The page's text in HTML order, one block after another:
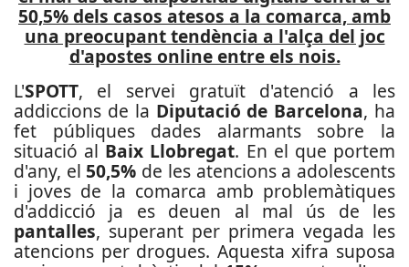
50,5% dels casos atesos a la comarca, amb
una preocupant tendència a l'alça del joc
d'apostes online entre els nois.
L'SPOTT, el servei gratuït d'atenció a les
addiccions de la Diputació de Barcelona, ha
fet públiques dades alarmants sobre la
situació al Baix Llobregat. En el que portem
d'any, el 50,5% de les atencions a adolescents
i joves de la comarca amb problemàtiques
d'addicció ja es deuen al mal ús de les
pantalles, superant per primera vegada les
atencions per drogues. Aquesta xifra suposa